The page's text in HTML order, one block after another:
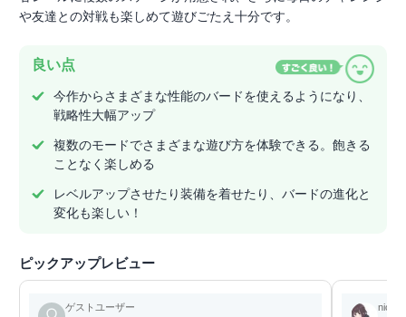
や友達との対戦も楽しめて遊びごたえ十分です。
良い点
今作からさまざまな性能のバードを使えるようになり、
戦略性大幅アップ
複数のモードでさまざまな遊び方を体験できる。飽きる
ことなく楽しめる
レベルアップさせたり装備を着せたり、バードの進化と
変化も楽しい！
ピックアップレビュー
ゲストユーザー